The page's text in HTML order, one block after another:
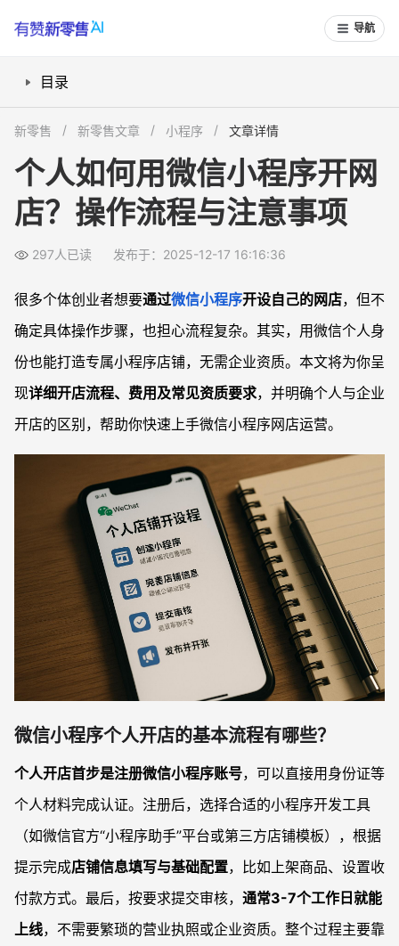
导航
目录
微信小程序店铺的费用与资质要求怎么判断？
如何做好微信小程序网店日常运营与推广？
没有企业资质，个人能开哪些类型的小程序网店？
微信小程序店铺需要处理哪些法律与合规问题？
新零售 新零售文章 小程序 文章详情
个人如何用微信小程序开网
店？操作流程与注意事项
297人已读 发布于：2025-12-17 16:16:36
很多个体创业者想要通过微信小程序开设自己的网店，但不
确定具体操作步骤，也担心流程复杂。其实，用微信个人身
份也能打造专属小程序店铺，无需企业资质。本文将为你呈
现详细开店流程、费用及常见资质要求，并明确个人与企业
开店的区别，帮助你快速上手微信小程序网店运营。
微信小程序个人开店的基本流程有哪些？
个人开店首步是注册微信小程序账号，可以直接用身份证等
个人材料完成认证。注册后，选择合适的小程序开发工具
（如微信官方“小程序助手”平台或第三方店铺模板），根据
提示完成店铺信息填写与基础配置，比如上架商品、设置收
付款方式。最后，按要求提交审核， 通常3-7个工作日就能
上线，不需要繁琐的营业执照或企业资质。整个过程主要靠